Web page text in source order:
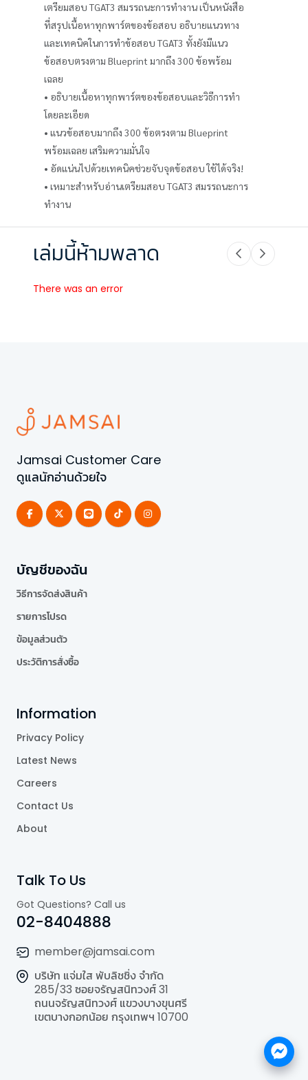
เตรียมสอบ TGAT3 สมรรถนะการทำงาน เป็นหนังสือ
ที่สรุปเนื้อหาทุกพาร์ตของข้อสอบ อธิบายแนวทาง
และเทคนิคในการทำข้อสอบ TGAT3 ทั้งยังมีแนว
ข้อสอบตรงตาม Blueprint มากถึง 300 ข้อพร้อม
เฉลย
• อธิบายเนื้อหาทุกพาร์ตของข้อสอบและวิธีการทำ
โดยละเอียด
• แนวข้อสอบมากถึง 300 ข้อตรงตาม Blueprint
พร้อมเฉลย เสริมความมั่นใจ
• อัดแน่นไปด้วยเทคนิคช่วยจับจุดข้อสอบ ใช้ได้จริง!
• เหมาะสำหรับอ่านเตรียมสอบ TGAT3 สมรรถนะการ
ทำงาน
เล่มนี้ห้ามพลาด
There was an error
Jamsai Customer Care
ดูแลนักอ่านด้วยใจ
บัญชีของฉัน
วิธีการจัดส่งสินค้า
รายการโปรด
ข้อมูลส่วนตัว
ประวัติการสั่งซื้อ
Information
Privacy Policy
Latest News
Careers
Contact Us
About
Talk To Us
Got Questions? Call us
02-8404888
member@jamsai.com
บริษัท แจ่มใส พับลิชชิ่ง จำกัด
285/33 ซอยจรัญสนิทวงศ์ 31
ถนนจรัญสนิทวงศ์ แขวงบางขุนศรี
เขตบางกอกน้อย กรุงเทพฯ 10700